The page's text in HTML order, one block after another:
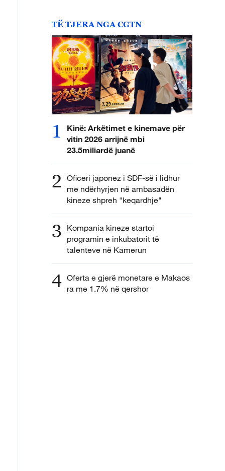
TË TJERA NGA CGTN
1
Kinë: Arkëtimet e kinemave për
vitin 2026 arrijnë mbi
23.5miliardë juanë
2 Oficeri japonez i SDF-së i lidhur
me ndërhyrjen në ambasadën
kineze shpreh "keqardhje"
3 Kompania kineze startoi
programin e inkubatorit të
talenteve në Kamerun
4 Oferta e gjerë monetare e Makaos
ra me 1.7% në qershor